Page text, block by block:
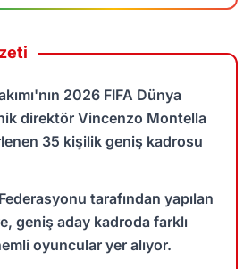
2026 FIFA Dünya
direktör Vincenzo Montella
35 kişilik geniş kadrosu
tarafından yapılan
geniş aday kadroda farklı
oyuncular yer alıyor.